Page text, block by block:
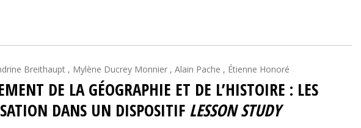
Breithaupt , Mylène Ducrey Monnier , Alain Pache , Étienne Honoré
DE LA GÉOGRAPHIE ET DE L’HISTOIRE : LES
DANS UN DISPOSITIF LESSON STUDY